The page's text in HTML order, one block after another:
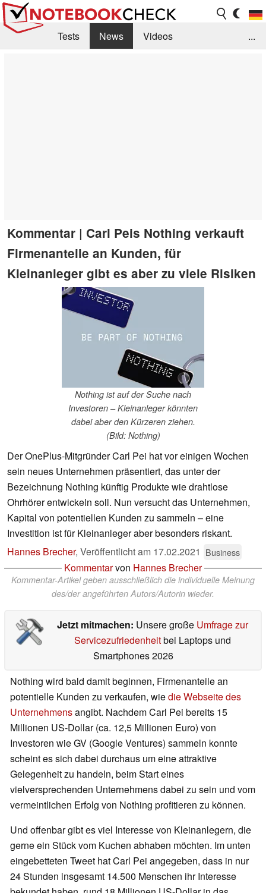
Tests News
Videos
...
Kommentar | Carl Peis Nothing verkauft
Firmenanteile an Kunden, für
Kleinanleger gibt es aber zu viele Risiken
Nothing ist auf der Suche nach
Investoren – Kleinanleger könnten
dabei aber den Kürzeren ziehen.
(Bild: Nothing)
Der OnePlus-Mitgründer Carl Pei hat vor einigen Wochen
sein neues Unternehmen präsentiert, das unter der
Bezeichnung Nothing künftig Produkte wie drahtlose
Ohrhörer entwickeln soll. Nun versucht das Unternehmen,
Kapital von potentiellen Kunden zu sammeln – eine
Investition ist für Kleinanleger aber besonders riskant.
Hannes Brecher, Veröffentlicht am 17.02.2021 Business
Kommentarvon Hannes Brecher
Kommentar-Artikel geben ausschließlich die individuelle Meinung
des/der angeführten Autors/Autorin wieder.
Jetzt mitmachen: Unsere große Umfrage zur
Servicezufriedenheitbei Laptops und
Smartphones 2026
Nothing wird bald damit beginnen, Firmenanteile an
potentielle Kunden zu verkaufen, wiedie Webseite des
Unternehmensangibt. Nachdem Carl Pei bereits 15
Millionen US-Dollar (ca. 12,5 Millionen Euro) von
Investoren wie GV (Google Ventures) sammeln konnte
scheint es sich dabei durchaus um eine attraktive
Gelegenheit zu handeln, beim Start eines
vielversprechenden Unternehmens dabei zu sein und vom
vermeintlichen Erfolg von Nothing profitieren zu können.
Und offenbar gibt es viel Interesse von Kleinanlegern, die
gerne ein Stück vom Kuchen abhaben möchten. Im unten
eingebetteten Tweet hat Carl Pei angegeben, dass in nur
24 Stunden insgesamt 14.500 Menschen ihr Interesse